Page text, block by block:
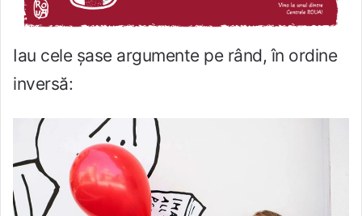
Iau cele șase argumente pe rând, în ordine
inversă: